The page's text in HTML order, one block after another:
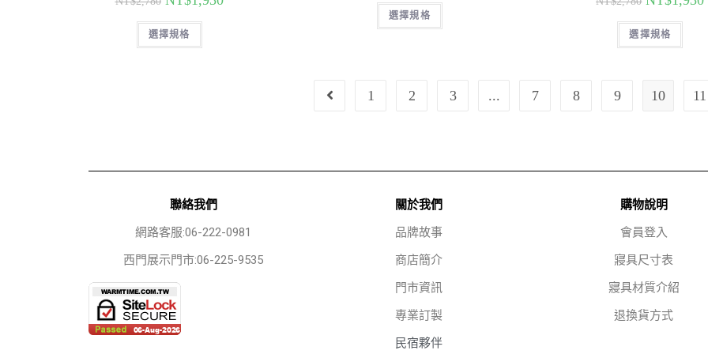
選擇規格
選擇規格
選擇規格
1 2 3 ... 7 8 9 10 11
聯絡我們
網路客服:06-222-0981
西門展示門市:06-225-9535
關於我們
品牌故事
商店簡介
門市資訊
專業訂製
民宿夥伴
購物說明
會員登入
寢具尺寸表
寢具材質介紹
退換貨方式